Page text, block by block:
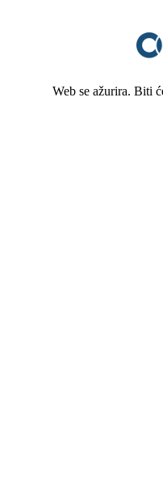
Web se ažurira. Biti